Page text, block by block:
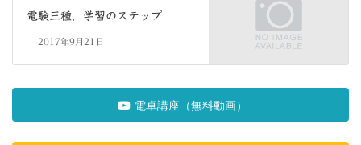
電験三種，学習のステップ
2017年9月21日
電卓講座（無料動画）